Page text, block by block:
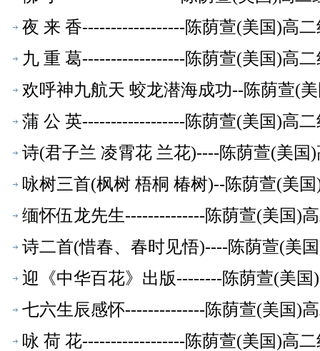
夜 来 香------------------陈荫萱(美国)高
九 重 葛------------------陈荫萱(美国)高
欢呼神九航天 蛟龙潜海成功--陈荫萱(
蒲 公 英------------------陈荫萱(美国)高
诗(君子兰 凌霄花 兰花)----陈荫萱(美国
咏树三首(枫树 梧桐 椿树)--陈荫萱(美
缅怀伍龙先生--------------陈荫萱(美国)
诗二首(惜春、春时见悟)----陈荫萱(美
迎《中华百花》出版--------陈荫萱(美
七六生辰感怀--------------陈荫萱(美国)
咏 荷 花------------------陈荫萱(美国)高